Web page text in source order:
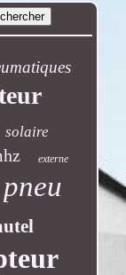
solaire
externe
pneu